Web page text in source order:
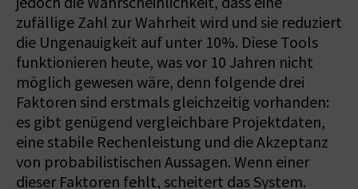
zufällige Zahl zur Wahrheit wird und sie reduziert
die Ungenauigkeit auf unter 10%. Diese Tools
funktionieren heute, was vor 10 Jahren nicht
möglich gewesen wäre, denn folgende drei
Faktoren sind erstmals gleichzeitig vorhanden:
es gibt genügend vergleichbare Projektdaten,
eine stabile Rechenleistung und die Akzeptanz
von probabilistischen Aussagen. Wenn einer
dieser Faktoren fehlt, scheitert das System.